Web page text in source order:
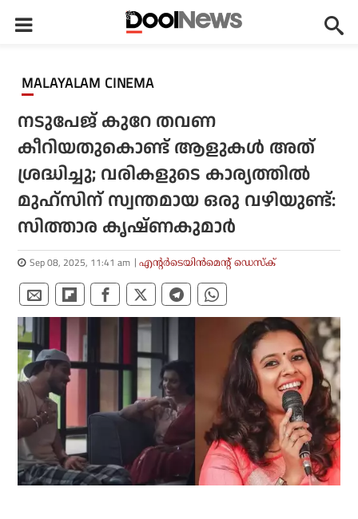
MALAYALAM CINEMA
നടുപേജ് കുറേ തവണ
കീറിയതുകൊണ്ട് ആളുകള്‍ അത്
ശ്രദ്ധിച്ചു; വരികളുടെ കാര്യത്തില്‍
മുഹ്‌സിന് സ്വന്തമായ ഒരു വഴിയുണ്ട്:
സിത്താര കൃഷ്ണകുമാര്‍
Sep 08, 2025, 11:41 am എന്റര്‍ടെയിന്‍മെന്റ് ഡെസ്‌ക്